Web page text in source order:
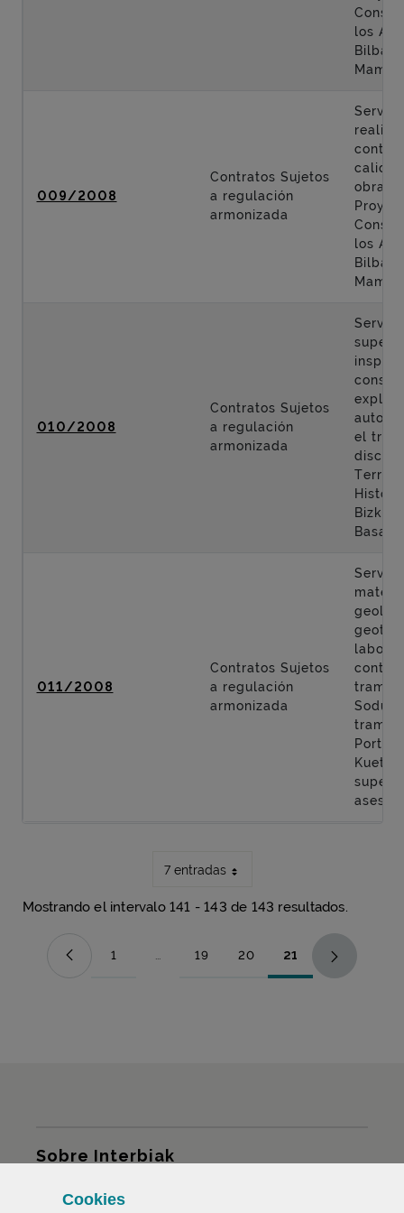
los
Bilbao
Mamés
009/2008
Contratos Sujetos
a regulación
armonizada
obras
los
Bilbao
010/2008
Contratos Sujetos
a regulación
armonizada
el
011/2008
Contratos Sujetos
a regulación
armonizada
tramo:
tramo:
Kueto
7 entradas
Mostrando el intervalo 141 - 143 de 143 resultados.
Página
1 ...Páginas intermedias Use TAB para
Página
19 Página
20 Página
21
Sobre Interbiak
Infraestructuras y tarifas
Cookies